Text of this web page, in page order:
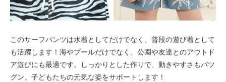
F柄〈color__S-16__〉
○ 在庫有り
G柄〈color__S-17__〉
○ 在庫有り
H柄〈color__S-18__〉
○ 在庫有り
このサーフパンツは水着としてだけでなく、普段の遊び着として
も活躍します！海やプールだけでなく、公園や友達とのアウトド
ア遊びにも最適です。しっかりとした作りで、動きやすさもバツ
グン。子どもたちの元気な姿をサポートします！